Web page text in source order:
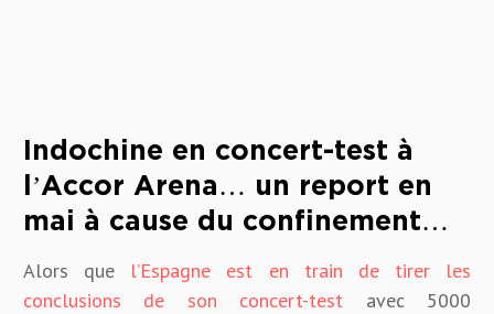
Indochine en concert-test à
l’Accor Arena… un report en
mai à cause du confinement…
Alors que l’Espagne est en train de tirer les
conclusions de son concert-test avec 5000